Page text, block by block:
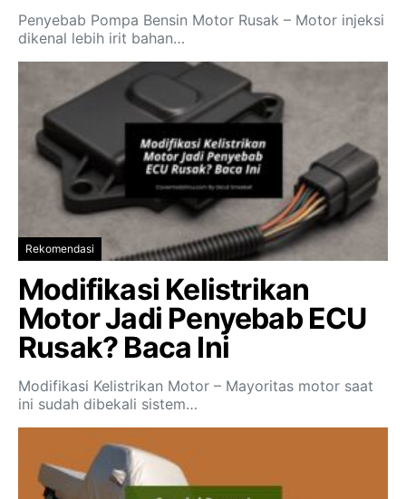
Penyebab Pompa Bensin Motor Rusak – Motor injeksi
dikenal lebih irit bahan…
Rekomendasi
Modifikasi Kelistrikan
Motor Jadi Penyebab ECU
Rusak? Baca Ini
Modifikasi Kelistrikan Motor – Mayoritas motor saat
ini sudah dibekali sistem…